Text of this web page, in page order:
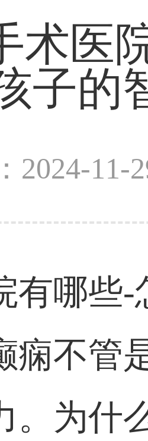
术医
子的
2024-11-
有哪些-
痫不管
为什